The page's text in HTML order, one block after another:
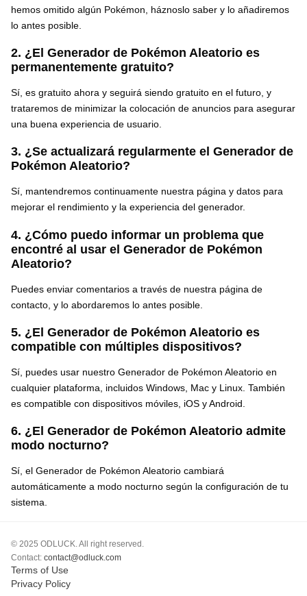
hemos omitido algún Pokémon, háznoslo saber y lo añadiremos
lo antes posible.
2. ¿El Generador de Pokémon Aleatorio es
permanentemente gratuito?
Sí, es gratuito ahora y seguirá siendo gratuito en el futuro, y
trataremos de minimizar la colocación de anuncios para asegurar
una buena experiencia de usuario.
3. ¿Se actualizará regularmente el Generador de
Pokémon Aleatorio?
Sí, mantendremos continuamente nuestra página y datos para
mejorar el rendimiento y la experiencia del generador.
4. ¿Cómo puedo informar un problema que
encontré al usar el Generador de Pokémon
Aleatorio?
Puedes enviar comentarios a través de nuestra página de
contacto, y lo abordaremos lo antes posible.
5. ¿El Generador de Pokémon Aleatorio es
compatible con múltiples dispositivos?
Sí, puedes usar nuestro Generador de Pokémon Aleatorio en
cualquier plataforma, incluidos Windows, Mac y Linux. También
es compatible con dispositivos móviles, iOS y Android.
6. ¿El Generador de Pokémon Aleatorio admite
modo nocturno?
Sí, el Generador de Pokémon Aleatorio cambiará
automáticamente a modo nocturno según la configuración de tu
sistema.
© 2025 ODLUCK. All right reserved.
Contact: contact@odluck.com
Terms of Use
Privacy Policy